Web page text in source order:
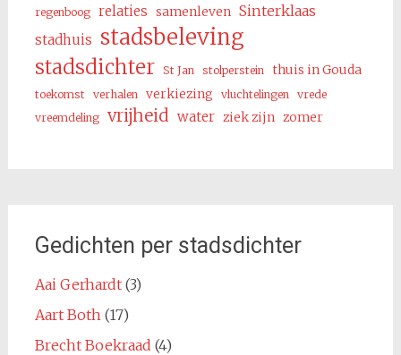
regenboog relaties samenleven Sinterklaas
stadhuis stadsbeleving
stadsdichter St Jan stolperstein thuis in Gouda
toekomst verhalen verkiezing vluchtelingen
vrede
vreemdeling
vrijheid water ziek zijn zomer
Gedichten per stadsdichter
Aai Gerhardt(3)
Aart Both (17)
Brecht Boekraad (4)